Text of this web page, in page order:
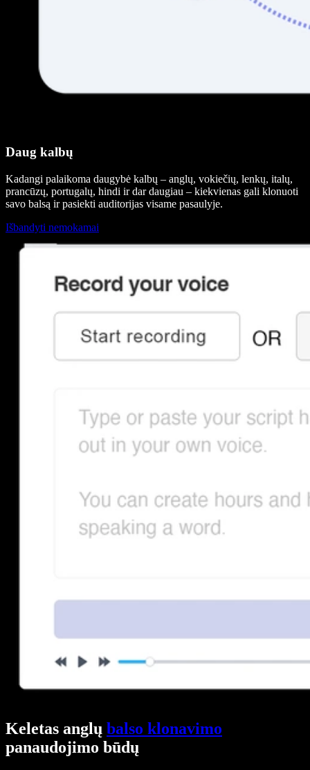
Daug kalbų
Kadangi palaikoma daugybė kalbų – anglų, vokiečių, lenkų, italų,
prancūzų, portugalų, hindi ir dar daugiau – kiekvienas gali klonuoti
savo balsą ir pasiekti auditorijas visame pasaulyje.
Išbandyti nemokamai
Keletas anglų balso klonavimo
panaudojimo būdų